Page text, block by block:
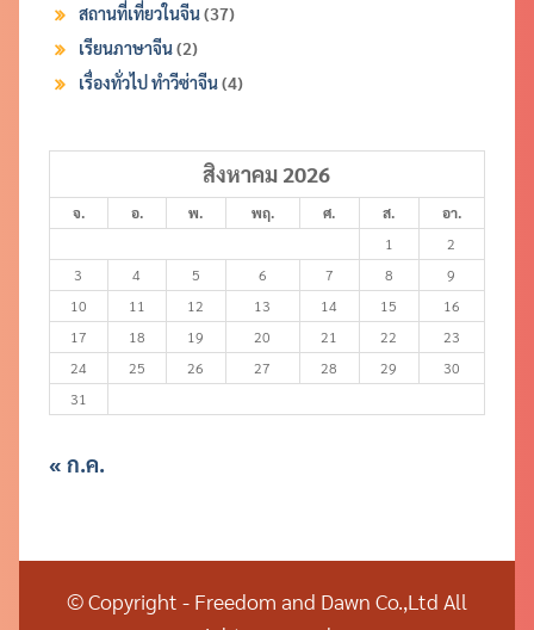
สถานที่เที่ยวในจีน (37)
เรียนภาษาจีน (2)
เรื่องทั่วไป ทำวีซ่าจีน (4)
สิงหาคม 2026
จ. อ. พ. พฤ. ศ. ส.
อา.
1
2
3
4 5 6 7 8
9
10
11 12 13 14 15
16
17
18 19 20 21 22
23
24
25 26 27 28 29
30
31
« ก.ค.
© Copyright - Freedom and Dawn Co.,Ltd All